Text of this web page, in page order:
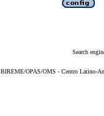
Search
BIREME/OPAS/OMS - Centro Latino-